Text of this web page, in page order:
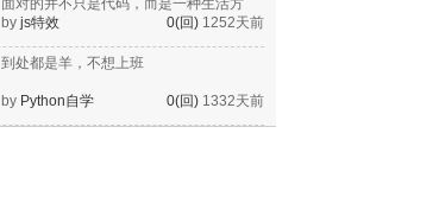
面对的并不只是代码，而是一种生活方
式。
by js特效 0(回) 1252天前
到处都是羊，不想上班
by Python自学 0(回) 1332天前